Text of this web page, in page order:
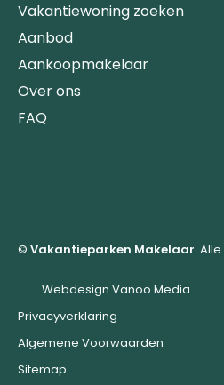
Vakantiewoning zoeken
Aanbod
Aankoopmakelaar
Over ons
FAQ
© Vakantieparken Makelaar.
Webdesign Vanoo Media
Privacyverklaring
Algemene Voorwaarden
Sitemap